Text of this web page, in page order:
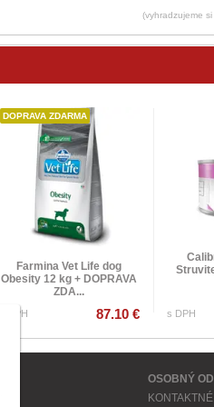
(vyhradzujeme
DOPRAVA ZDARMA
Farmina Vet Life dog
Obesity 12 kg + DOPRAVA
ZDA...
s DPH 87.10 € s DPH
OSOBNÝ